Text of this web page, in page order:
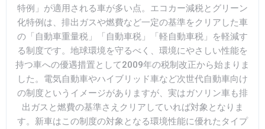
特例」が適用される車が多い点。エコカー減税とグリーン
化特例は、排出ガスや燃費など一定の基準をクリアした車
の「自動車重量税」「自動車税」「軽自動車税」を軽減す
る制度です。地球環境を守るべく、環境にやさしい性能を
持つ車への優遇措置として2009年の税制改正から始まりま
した。電気自動車やハイブリッド車など次世代自動車向け
の制度というイメージがありますが、実はガソリン車も排
出ガスと燃費の基準さえクリアしていれば対象となりま
す。新車はこの制度の対象となる環境性能に優れたタイプ